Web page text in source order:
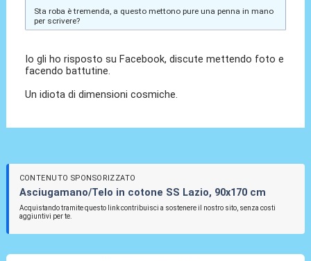
Sta roba è tremenda, a questo mettono pure una penna in mano
per scrivere?
Io gli ho risposto su Facebook, discute mettendo foto e
facendo battutine.
Un idiota di dimensioni cosmiche.
CONTENUTO SPONSORIZZATO
Asciugamano/Telo in cotone SS Lazio, 90x170 cm
Acquistando tramite questo link contribuisci a sostenere il nostro sito, senza costi
aggiuntivi per te.